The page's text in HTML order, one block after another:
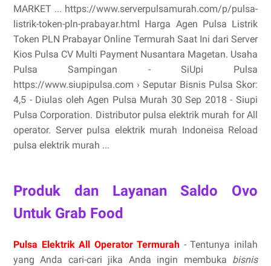
MARKET ... https://www.serverpulsamurah.com/p/pulsa-
listrik-token-pln-prabayar.html Harga Agen Pulsa Listrik
Token PLN Prabayar Online Termurah Saat Ini dari Server
Kios Pulsa CV Multi Payment Nusantara Magetan. Usaha
Pulsa Sampingan - SiUpi Pulsa
https://www.siupipulsa.com › Seputar Bisnis Pulsa Skor:
4,5 - ‎Diulas oleh Agen Pulsa Murah 30 Sep 2018 - Siupi
Pulsa Corporation. Distributor pulsa elektrik murah for All
operator. Server pulsa elektrik murah Indoneisa Reload
pulsa elektrik murah ...
Produk dan Layanan Saldo Ovo
Untuk Grab Food
Pulsa Elektrik All Operator Termurah - Tentunya inilah
yang Anda cari-cari jika Anda ingin membuka bisnis